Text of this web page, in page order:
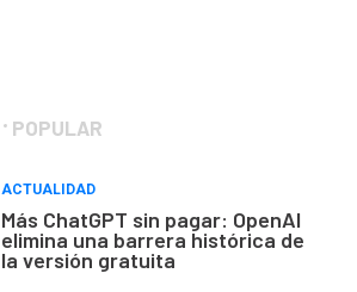
POPULAR
ACTUALIDAD
Más ChatGPT sin pagar: OpenAI
elimina una barrera histórica de
la versión gratuita